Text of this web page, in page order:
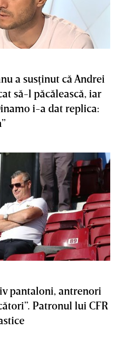
a susţinut că Andrei
să-l păcălească, iar
i-a dat replica:
pantaloni, antrenori
Patronul lui CFR